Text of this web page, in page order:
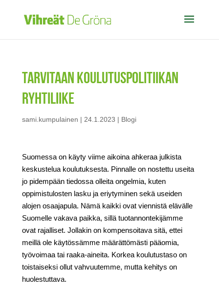
Tarvitaan koulutuspolitiikan
ryhtiliike
sami.kumpulainen | 24.1.2023 | Blogi
Suomessa on käyty viime aikoina ahkeraa julkista
keskustelua koulutuksesta. Pinnalle on nostettu useita
jo pidempään tiedossa olleita ongelmia, kuten
oppimistulosten lasku ja eriytyminen sekä useiden
alojen osaajapula. Nämä kaikki ovat viennistä elävälle
Suomelle vakava paikka, sillä tuotannontekijämme
ovat rajalliset. Jollakin on kompensoitava sitä, ettei
meillä ole käytössämme määrättömästi pääomia,
työvoimaa tai raaka-aineita. Korkea koulutustaso on
toistaiseksi ollut vahvuutemme, mutta kehitys on
huolestuttava.